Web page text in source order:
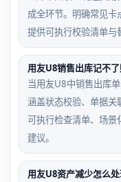
成全环节。明确常见
提供可执行校验清单与
用友U8销售出库记不
当用友U8中销售出库
涵盖状态校验、单据关
可执行检查清单、场
建议。
用友U8资产减少怎么